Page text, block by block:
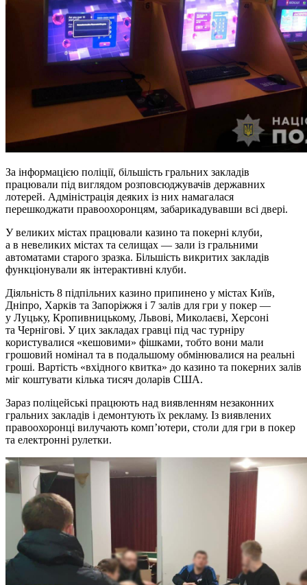
За інформацією поліції, більшість гральних закладів
працювали під виглядом розповсюджувачів державних
лотерей. Адміністрація деяких із них намагалася
перешкоджати правоохоронцям, забарикадувавши всі двері.
У великих містах працювали казино та покерні клуби,
а в невеликих містах та селищах — зали із гральними
автоматами старого зразка. Більшість викритих закладів
функціонували як інтерактивні клуби.
Діяльність 8 підпільних казино припинено у містах Київ,
Дніпро, Харків та Запоріжжя і 7 залів для гри у покер —
у Луцьку, Кропивницькому, Львові, Миколаєві, Херсоні
та Чернігові. У цих закладах гравці під час турніру
користувалися «кешовими» фішками, тобто вони мали
грошовий номінал та в подальшому обмінювалися на реальні
гроші. Вартість «вхідного квитка» до казино та покерних залів
міг коштувати кілька тисяч доларів США.
Зараз поліцейські працюють над виявленням незаконних
гральних закладів і демонтують їх рекламу. Із виявлених
правоохоронці вилучають комп’ютери, столи для гри в покер
та електронні рулетки.